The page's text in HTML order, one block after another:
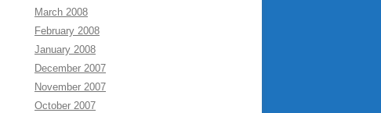
March 2008
February 2008
January 2008
December 2007
November 2007
October 2007